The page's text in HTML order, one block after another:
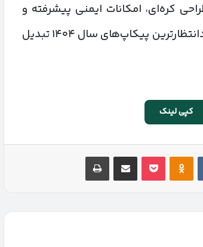
کره‌ای، امکانات ایمنی پیشرفته و
خدمات پس از فروش داخلی، این خودرو را به یکی از موردانتظارترین پیکاپ‌های سال ۱۴۰۴ تبدیل
کپی لینک
VKontakte
Odnoklassniki
پاکت اشتراک گذاری با ایمیل چاپ